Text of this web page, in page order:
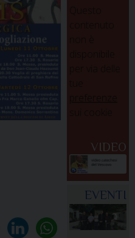
VIDEO
EVENTI